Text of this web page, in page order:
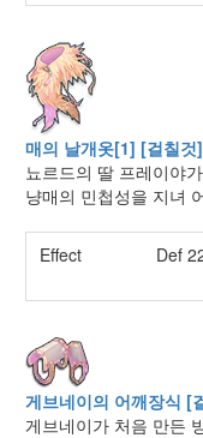
매의 날개옷[1] [걸칠것]
뇨르드의 딸 프레이야
냥매의 민첩성을 지녀
Effect Def
게브네이의 어깨장식 [
게브네이가 처음 만든